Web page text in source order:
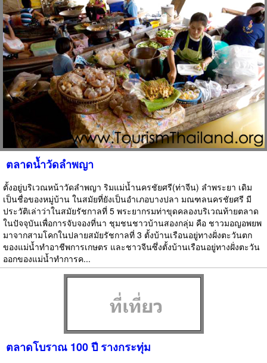
ตลาดน้ำวัดลำพญา
ตั้งอยู่บริเวณหน้าวัดลำพญา ริมแม่น้ำนครชัยศรี(ท่าจีน) ลำพระยา เดิม
เป็นชื่อของหมู่บ้าน ในสมัยที่ยังเป็นอำเภอบางปลา มณฑลนครชัยศรี มี
ประวัติเล่าว่าในสมัยรัชกาลที่ 5 พระยากรมท่าขุดคลองบริเวณท้ายตลาด
ในปัจจุบันเพื่อการจับจองที่นา ชุมชนชาวบ้านสองกลุ่ม คือ ชาวมอญอพยพ
มาจากสามโคกในปลายสมัยรัชกาลที่ 3 ตั้งบ้านเรือนอยู่ทางฝั่งตะวันตก
ของแม่น้ำทำอาชีพการเกษตร และชาวจีนซึ่งตั้งบ้านเรือนอยู่ทางฝั่งตะวัน
ออกของแม่น้ำทำการค...
ตลาดโบราณ 100 ปี รางกระทุ่ม